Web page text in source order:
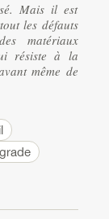
Mais il est
les défauts
matériaux
résiste à la
même de